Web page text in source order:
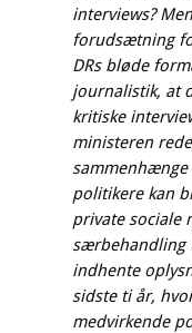
interviews?
forudsætning
DRs bløde
journalistik, at
kritiske
ministeren
politikere kan
private sociale
særbehandling
indhente
sidste ti år,
medvirkende